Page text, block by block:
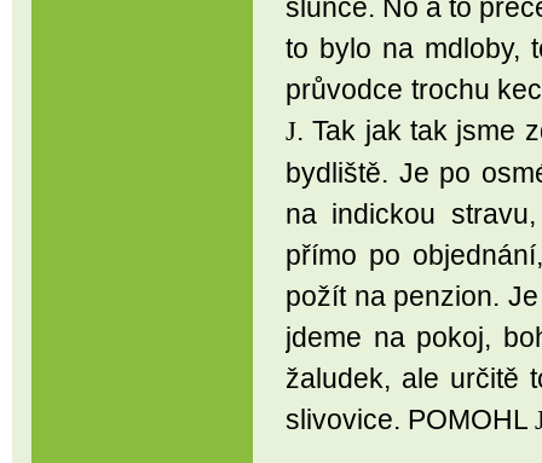
slunce. No a to
to bylo na mdloby,
průvodce trochu
J. Tak jak tak jsme
bydliště. Je po
na indickou
přímo po
požít na penzion.
jdeme na pokoj,
žaludek, ale určitě
slivovice. POMOHL